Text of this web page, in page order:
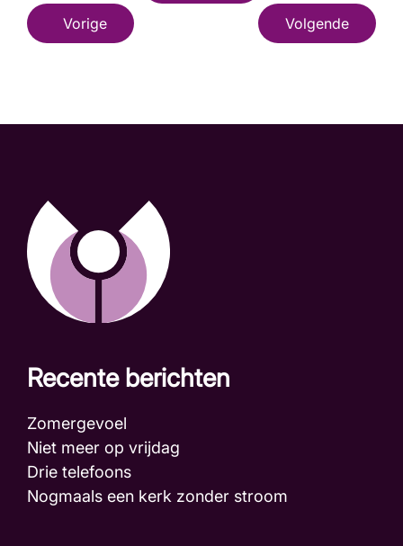
Vorige Volgende
Recente berichten
Zomergevoel
Niet meer op vrijdag
Drie telefoons
Nogmaals een kerk zonder stroom